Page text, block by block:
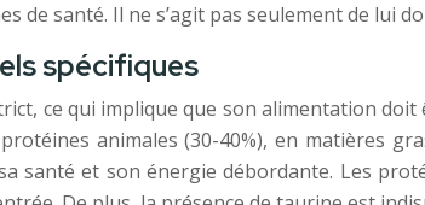
de santé. Il ne s’agit pas seulement de
spécifiques
ce qui implique que son alimentation
animales (30-40%), en matières
santé et son énergie débordante. Les